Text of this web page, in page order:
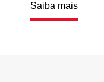
Saiba mais